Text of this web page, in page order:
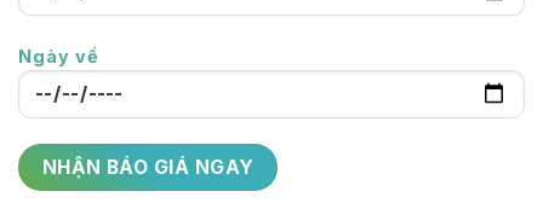
Ngày về